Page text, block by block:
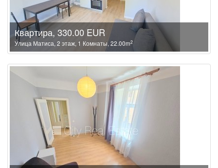
Квартира, 330.00 EUR
Улица Матиса, 2 этаж, 1 Комнаты, 22.00m2